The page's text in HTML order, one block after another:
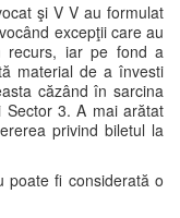
şi V V au formulat
excepţii care au
recurs, iar pe fond a
material de a învesti
căzând în sarcina
Sector 3. A mai arătat
privind biletul la
poate fi considerată o